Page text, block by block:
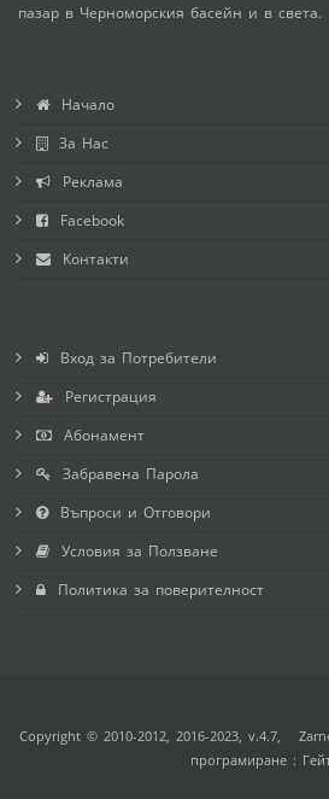
пазар в Черноморския басейн и в света.
Начало
За Нас
Реклама
Facebook
Контакти
Вход за Потребители
Регистрация
Абонамент
Забравена Парола
Въпроси и Отговори
Условия за Ползване
Политика за поверителност
Copyright © 2010-2012, 2016-2023, v.4.7,
програмиране :